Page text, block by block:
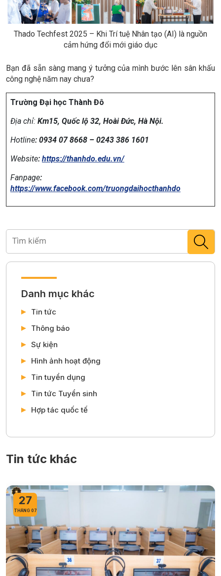
Thado Techfest 2025 – Khi Trí tuệ Nhân tạo (AI) là nguồn
cảm hứng đổi mới giáo dục
Bạn đã sẵn sàng mang ý tưởng của mình bước lên sân khấu
công nghệ năm nay chưa?
Trường Đại học Thành Đô
Địa chỉ: Km15, Quốc lộ 32, Hoài Đức, Hà Nội.
Hotline: 0934 07 8668 – 0243 386 1601
Website: https://thanhdo.edu.vn/
Fanpage:
https://www.facebook.com/truongdaihocthanhdo
Danh mục khác
Tin tức
Thông báo
Sự kiện
Hình ảnh hoạt động
Tin tuyển dụng
Tin tức Tuyển sinh
Hợp tác quốc tế
Tin tức khác
27
THÁNG 07